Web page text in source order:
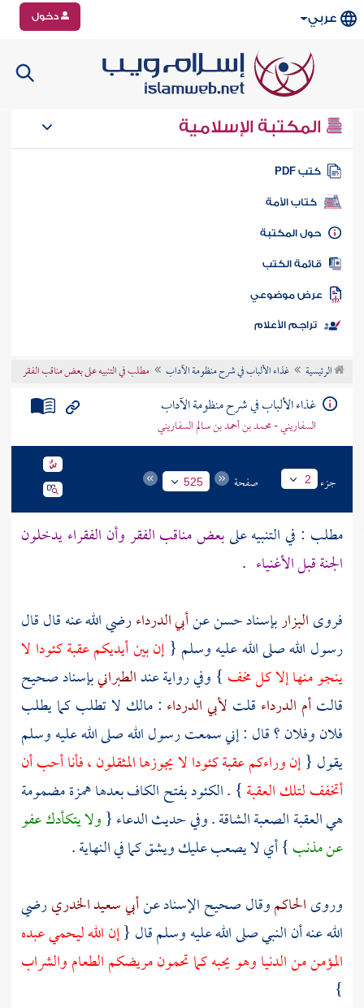
عربي دخول
المكتبة الإسلامية
كتب PDF
كتاب الأمة
المكتبة
الكتب
موضوعي
تراجم الأعلام
الرئيسية غذاء الألباب في شرح منظومة الآداب مطلب في التنبيه على بعض مناقب الفقر
غذاء الألباب في شرح منظومة الآداب
السفاريني - محمد بن أحمد بن سالم السفاريني
جزء 2 صفحة 525
مطلب : في التنبيه علىبعض مناقب الفقر وأن الفقراء يدخلون
الجنة قبل الأغنياء .
فروىالبزاربإسناد حسن عنأبي الدرداءرضي الله عنه قال قال
رسول الله صلى الله عليه وسلم {إن بين أيديكم عقبة كئودا لا
ينجو منها إلا كل مخف } وفي رواية عندالطبرانيبإسناد صحيح
قالتأم الدرداء قلت لأبي الدرداء : مالك لا تطلب كما يطلب
فلان وفلان ؟ قال : إني سمعت رسول الله صلى الله عليه وسلم
يقول {إن وراءكم عقبة كئودا لا يجوزها المثقلون ، فأنا أحب أن
أتخفف لتلك العقبة} . الكئود بفتح الكاف بعدها همزة مضمومة
هي العقبة الصعبة الشاقة . وفي حديث الدعاء {ولا يتكأدك عفو
عن مذنب} أي لا يصعب عليك ويشق كما في النهاية .
وروىالحاكموقال صحيح الإسناد عنأبي سعيد الخدريرضي
الله عنه أن النبي صلى الله عليه وسلم قال {إن الله ليحمي عبده
المؤمن من الدنيا وهو يحبه كما تحمون مريضكم الطعام والشراب
}